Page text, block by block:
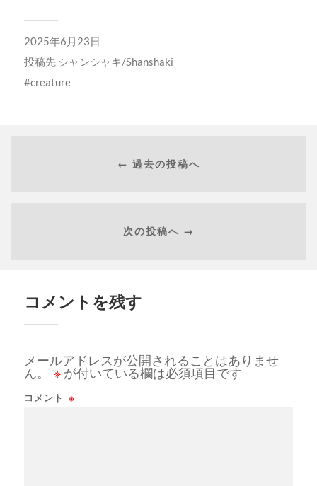
2025年6月23日
投稿先 シャンシャキ/Shanshaki
creature
← 過去の投稿へ
次の投稿へ →
コメントを残す
メールアドレスが公開されることはありませ
ん。
※ が付いている欄は必須項目です
コメント ※